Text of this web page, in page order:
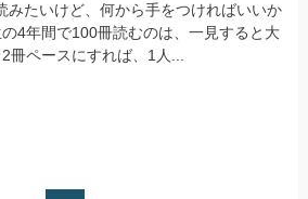
みたいけど、何から手をつければいいか
4年間で100冊読むのは、一見すると大
冊ペースにすれば、1人...